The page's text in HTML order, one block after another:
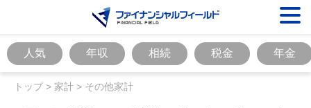
人気 年収 相続 税金 年金
トップ> 家計 > その他家計